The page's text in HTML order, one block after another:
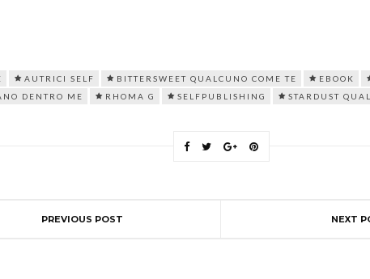
AUTRICI SELF BITTERSWEET QUALCUNO COME TE EBOOK
DENTRO ME
RHOMA G SELFPUBLISHING STARDUST
PREVIOUS POST NEXT